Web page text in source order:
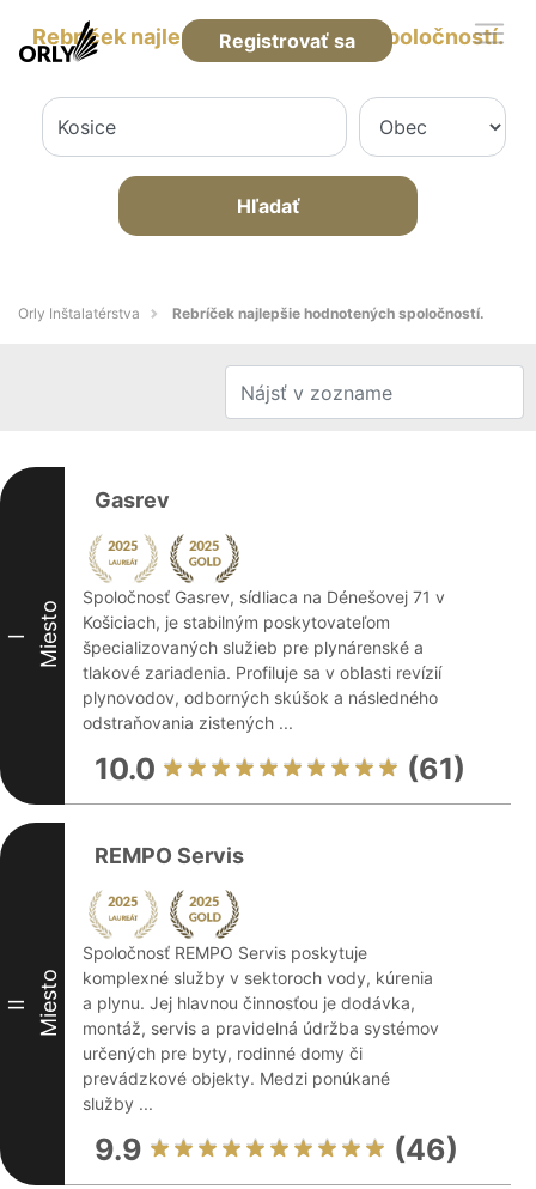
Registrovať sa
Rebríček najlepšie hodnotených spoločností.
Hľadať
Orly Inštalatérstva Rebríček najlepšie hodnotených spoločností.
I Miesto
Gasrev
Spoločnosť Gasrev, sídliaca na Dénešovej 71 v
Košiciach, je stabilným poskytovateľom
špecializovaných služieb pre plynárenské a
tlakové zariadenia. Profiluje sa v oblasti revízií
plynovodov, odborných skúšok a následného
odstraňovania zistených ...
10.0 (61)
II Miesto
REMPO Servis
Spoločnosť REMPO Servis poskytuje
komplexné služby v sektoroch vody, kúrenia
a plynu. Jej hlavnou činnosťou je dodávka,
montáž, servis a pravidelná údržba systémov
určených pre byty, rodinné domy či
prevádzkové objekty. Medzi ponúkané
služby ...
9.9 (46)